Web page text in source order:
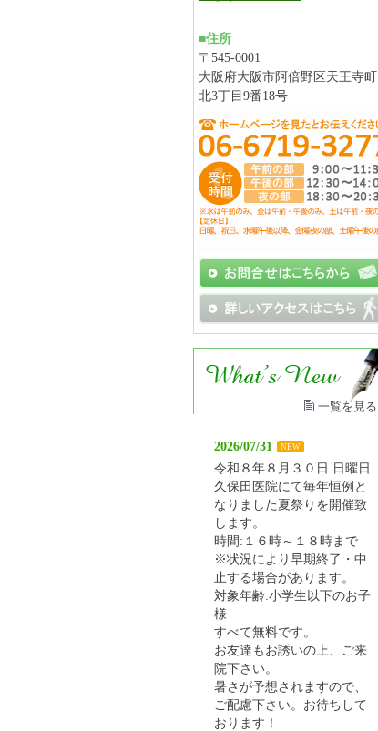
■住所
〒545-0001
大阪府大阪市阿倍野区天王寺町
北3丁目9番18号
一覧を見る
2026/07/31 NEW
令和８年８月３０日 日曜日
久保田医院にて毎年恒例と
なりました夏祭りを開催致
します。
時間:１６時～１８時まで
※状況により早期終了・中
止する場合があります。
対象年齢:小学生以下のお子
様
すべて無料です。
お友達もお誘いの上、ご来
院下さい。
暑さが予想されますので、
ご配慮下さい。お待ちして
おります！